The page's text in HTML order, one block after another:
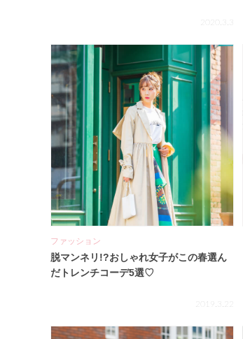
2020.3.3
ファッション
脱マンネリ!?おしゃれ女子がこの春選ん
だトレンチコーデ5選♡
2019.3.22